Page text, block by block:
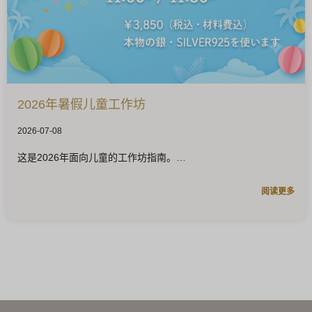
2026年暑假儿童工作坊
2026-07-08
这是2026年面向儿童的工作坊指南。
阅读更多